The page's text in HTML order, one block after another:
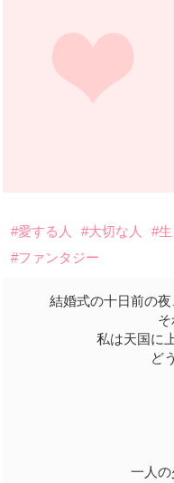
#愛する人 #大切な人 #
#ファンタジー
結婚式の十日前の
私は天国に
ど
一人の